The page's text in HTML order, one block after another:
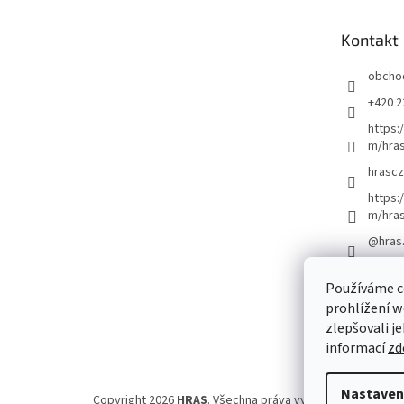
Používáme
prohlížení
zlepšovali
informací
Kontakt
+420
m/
hrascz
m/
Copyright 2026 HRAS. Všechna práva vyhrazena.Upravit